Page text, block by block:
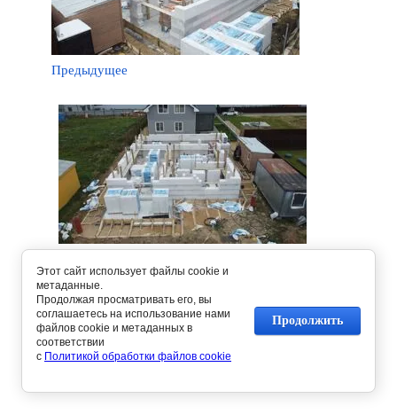
Предыдущее
Вернуться в галерею
Этот сайт использует файлы cookie и
метаданные.
Продолжая просматривать его, вы
соглашаетесь на использование нами
файлов cookie и метаданных в
соответствии
с Политикой обработки файлов cookie
Продолжить